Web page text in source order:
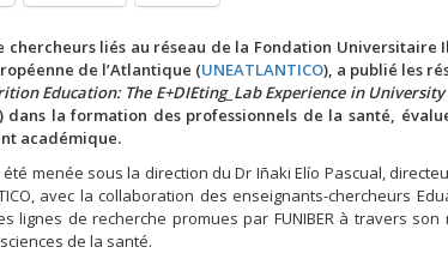
chercheurs liés au réseau de la Fondation Universitaire
de l’Atlantique (UNEATLANTICO), a publié les
Education: The E+DIEting_Lab Experience in
la formation des professionnels de la santé,
académique.
menée sous la direction du Dr Iñaki Elío Pascual,
avec la collaboration des enseignants-chercheurs
lignes de recherche promues par FUNIBER à travers
de la santé.